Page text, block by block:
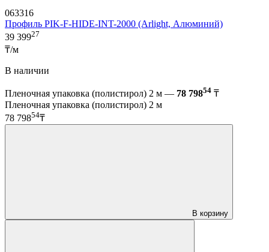
063316
Профиль PIK-F-HIDE-INT-2000 (Arlight, Алюминий)
39 39927
₸/м
В наличии
Пленочная упаковка (полистирол) 2 м — 78 79854 ₸
Пленочная упаковка (полистирол) 2 м
78 79854₸
В корзину